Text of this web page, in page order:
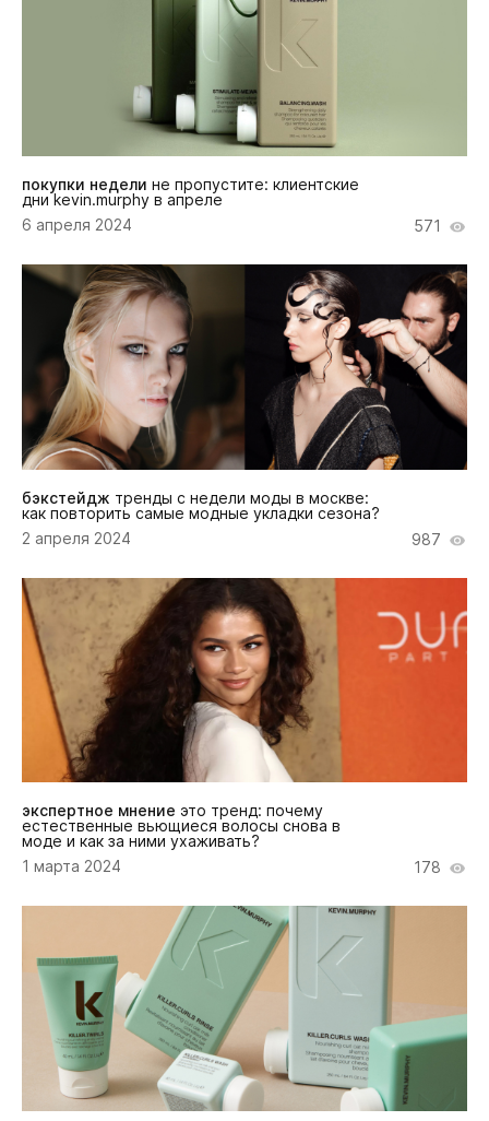
покупки недели не пропустите: клиентские
дни kevin.murphy в апреле
6 апреля 2024
571
бэкстейдж тренды с недели моды в москве:
как повторить самые модные укладки сезона?
2 апреля 2024
987
экспертное мнение это тренд: почему
естественные вьющиеся волосы снова в
моде и как за ними ухаживать?
1 марта 2024
178